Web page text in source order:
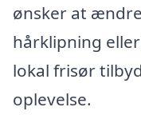
ønsker at
hårklipning
lokal frisør
oplevelse.